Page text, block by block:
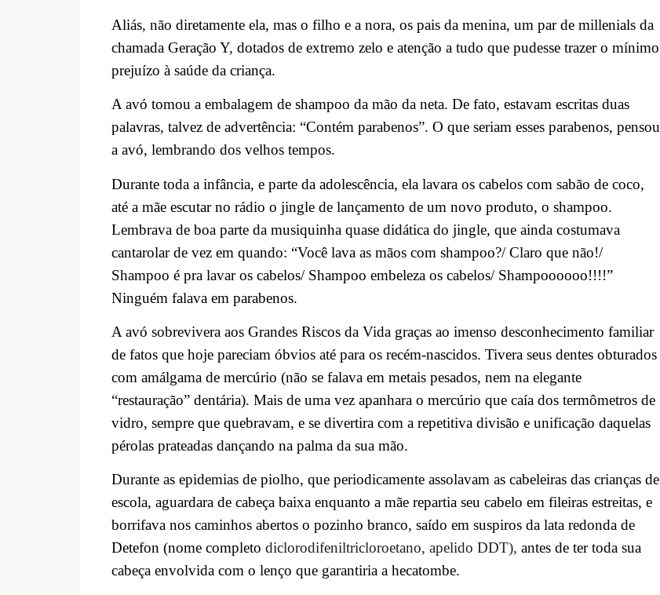
Aliás, não diretamente ela, mas o filho e a nora, os pais da menina, um par de millenials da
chamada Geração Y, dotados de extremo zelo e atenção a tudo que pudesse trazer o mínimo
prejuízo à saúde da criança.
A avó tomou a embalagem de shampoo da mão da neta. De fato, estavam escritas duas
palavras, talvez de advertência: “Contém parabenos”. O que seriam esses parabenos, pensou
a avó, lembrando dos velhos tempos.
Durante toda a infância, e parte da adolescência, ela lavara os cabelos com sabão de coco,
até a mãe escutar no rádio o jingle de lançamento de um novo produto, o shampoo.
Lembrava de boa parte da musiquinha quase didática do jingle, que ainda costumava
cantarolar de vez em quando: “Você lava as mãos com shampoo?/ Claro que não!/
Shampoo é pra lavar os cabelos/ Shampoo embeleza os cabelos/ Shampoooooo!!!!”
Ninguém falava em parabenos.
A avó sobrevivera aos Grandes Riscos da Vida graças ao imenso desconhecimento familiar
de fatos que hoje pareciam óbvios até para os recém-nascidos. Tivera seus dentes obturados
com amálgama de mercúrio (não se falava em metais pesados, nem na elegante
“restauração” dentária). Mais de uma vez apanhara o mercúrio que caía dos termômetros de
vidro, sempre que quebravam, e se divertira com a repetitiva divisão e unificação daquelas
pérolas prateadas dançando na palma da sua mão.
Durante as epidemias de piolho, que periodicamente assolavam as cabeleiras das crianças de
escola, aguardara de cabeça baixa enquanto a mãe repartia seu cabelo em fileiras estreitas, e
borrifava nos caminhos abertos o pozinho branco, saído em suspiros da lata redonda de
Detefon (nome completo diclorodifeniltricloroetano, apelido DDT), antes de ter toda sua
cabeça envolvida com o lenço que garantiria a hecatombe.